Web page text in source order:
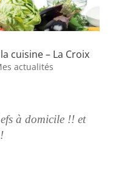
cuisine – La Croix
actualités
à domicile !! et